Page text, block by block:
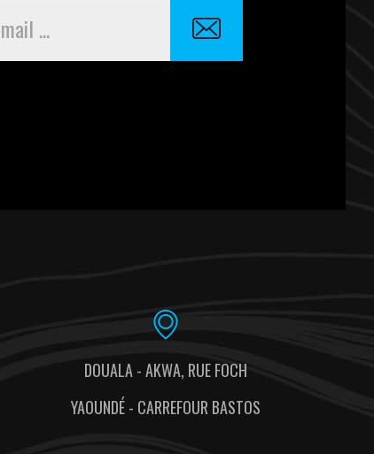
DOUALA - AKWA, RUE FOCH
YAOUNDÉ - CARREFOUR BASTOS